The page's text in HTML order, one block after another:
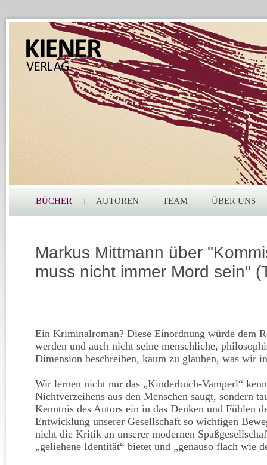
BÜCHER AUTOREN TEAM ÜBER UNS
Markus Mittmann über
muss nicht immer Mord sein"
Ein Kriminalroman? Diese Einordnung würde dem
werden und auch nicht seine menschliche,
Dimension beschreiben, kaum zu glauben, was wir
Wir lernen nicht nur das „Kinderbuch-Vamperl“
Nichtverzeihens aus den Menschen saugt, sondern
Kenntnis des Autors ein in das Denken und Fühlen
Entwicklung unserer Gesellschaft so wichtigen
nicht die Kritik an unserer modernen
„geliehene Identität“ bietet und „genauso flach wie